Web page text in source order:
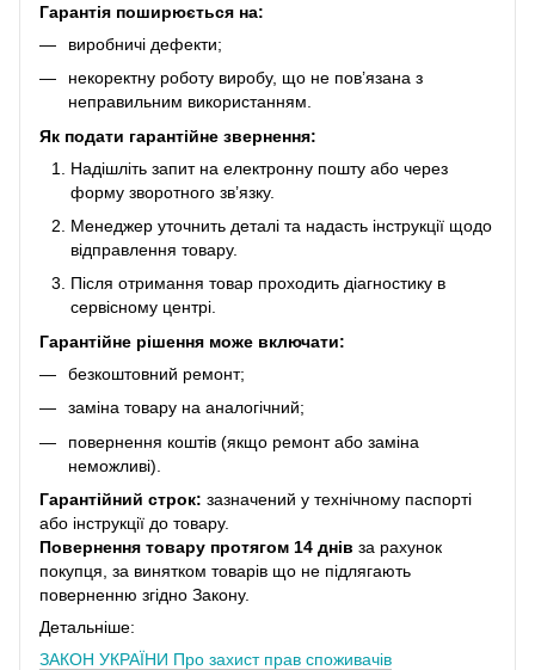
Гарантія поширюється на:
виробничі дефекти;
некоректну роботу виробу, що не пов’язана з
неправильним використанням.
Як подати гарантійне звернення:
Надішліть запит на електронну пошту або через
форму зворотного зв’язку.
Менеджер уточнить деталі та надасть інструкції щодо
відправлення товару.
Після отримання товар проходить діагностику в
сервісному центрі.
Гарантійне рішення може включати:
безкоштовний ремонт;
заміна товару на аналогічний;
повернення коштів (якщо ремонт або заміна
неможливі).
Гарантійний строк: зазначений у технічному паспорті
або інструкції до товару.
Повернення товару протягом 14 днів за рахунок
покупця, за винятком товарів що не підлягають
поверненню згідно Закону.
Детальніше:
ЗАКОН УКРАЇНИ Про захист прав споживачів